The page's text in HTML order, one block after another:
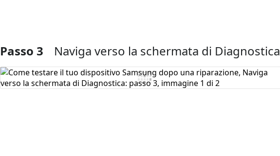
Passo 3 Naviga verso la schermata di Diagnostica